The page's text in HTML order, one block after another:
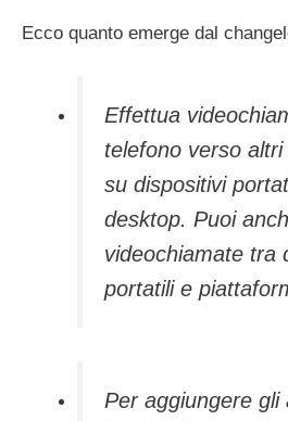
Ecco quanto emerge dal
Effettua
telefono verso
su dispositivi
desktop. Puoi
videochiamate tra
portatili e
Per aggiungere